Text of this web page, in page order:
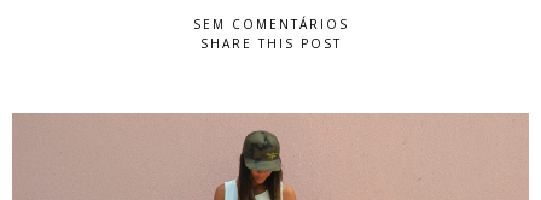
SEM COMENTÁRIOS
SHARE THIS POST